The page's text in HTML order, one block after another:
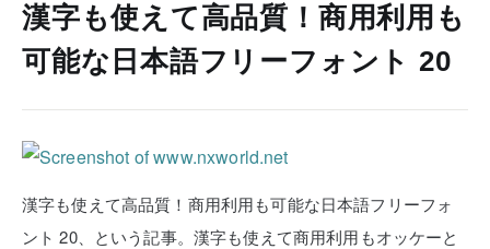
漢字も使えて高品質！商用利用も
可能な日本語フリーフォント 20
漢字も使えて高品質！商用利用も可能な日本語フリーフォ
ント 20、という記事。漢字も使えて商用利用もオッケーと